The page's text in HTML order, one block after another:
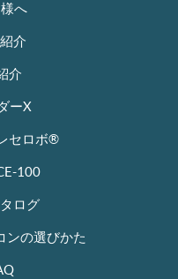
へ
介
介
ーX
セロボ®
100
ログ
ンの選びかた